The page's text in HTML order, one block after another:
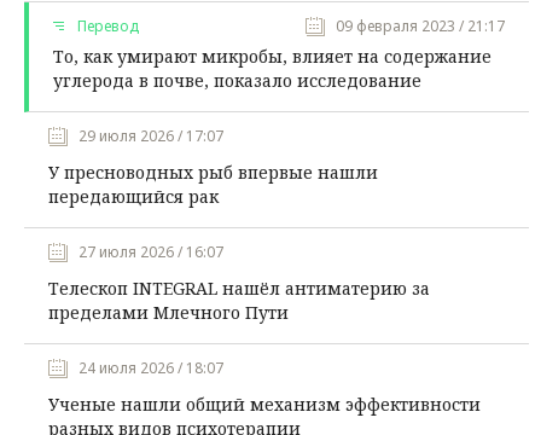
Перевод 09 февраля 2023 / 21:17
То, как умирают микробы, влияет на содержание
углерода в почве, показало исследование
29 июля 2026 / 17:07
У пресноводных рыб впервые нашли
передающийся рак
27 июля 2026 / 16:07
Телескоп INTEGRAL нашёл антиматерию за
пределами Млечного Пути
24 июля 2026 / 18:07
Ученые нашли общий механизм эффективности
разных видов психотерапии